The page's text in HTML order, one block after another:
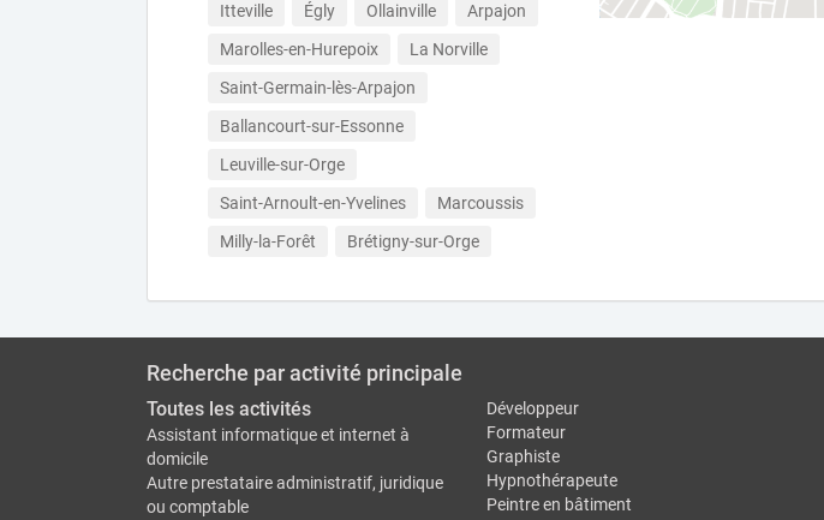
Itteville
Égly Ollainville
Arpajon
Marolles-en-Hurepoix
La Norville
Saint-Germain-lès-Arpajon
Ballancourt-sur-Essonne
Leuville-sur-Orge
Saint-Arnoult-en-Yvelines
Marcoussis
Milly-la-Forêt
Brétigny-sur-Orge
Recherche par activité principale
Toutes les activités
Assistant informatique et internet à
domicile
Autre prestataire administratif, juridique
ou comptable
Développeur
Formateur
Graphiste
Hypnothérapeute
Peintre en bâtiment